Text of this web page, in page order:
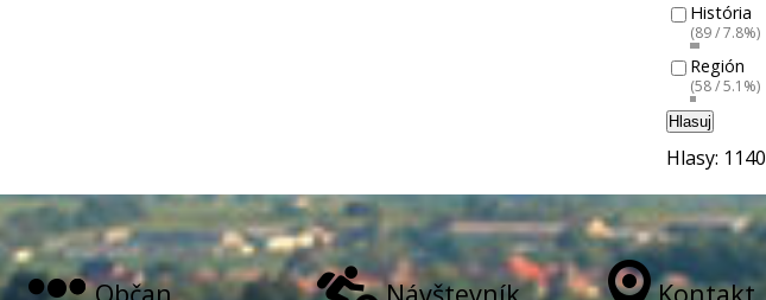
História
(89 / 7.8%)
Región
(58 / 5.1%)
Hlasuj
Hlasy: 1140
Občan Návštevník Kontakt